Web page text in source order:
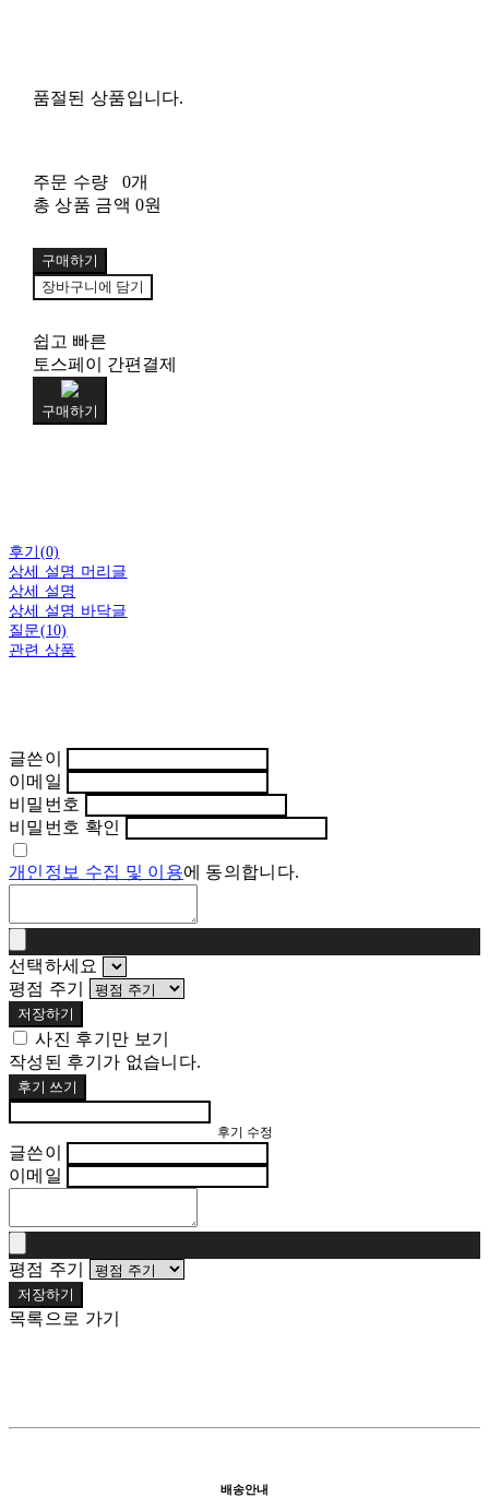
품절된 상품입니다.
주문 수량
0개
총 상품 금액 0원
구매하기
장바구니에 담기
쉽고 빠른
토스페이 간편결제
구매하기
후기(0)
상세 설명 머리글
상세 설명
상세 설명 바닥글
질문(10)
관련 상품
글쓴이
이메일
비밀번호
비밀번호 확인
개인정보 수집 및 이용에 동의합니다.
선택하세요
평점 주기
저장하기
사진 후기만 보기
작성된 후기가 없습니다.
후기 쓰기
후기 수정
글쓴이
이메일
평점 주기
저장하기
목록으로 가기
배송안내